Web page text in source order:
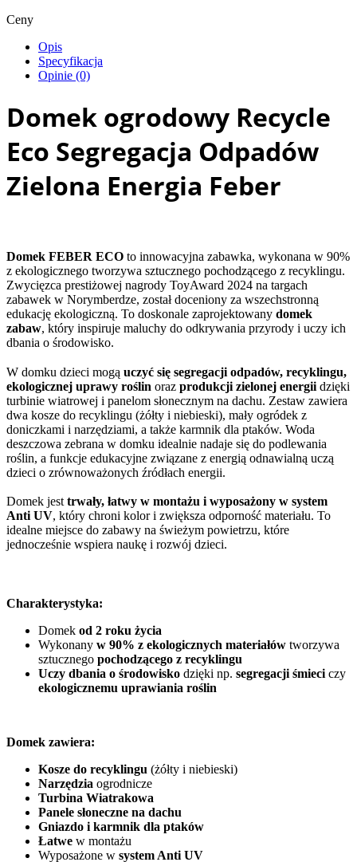
Ceny
Opis
Specyfikacja
Opinie (0)
Domek ogrodowy Recycle
Eco Segregacja Odpadów
Zielona Energia Feber
Domek FEBER ECO to innowacyjna zabawka, wykonana w 90%
z ekologicznego tworzywa sztucznego pochodzącego z recyklingu.
Zwycięzca prestiżowej nagrody ToyAward 2024 na targach
zabawek w Norymberdze, został doceniony za wszechstronną
edukację ekologiczną. To doskonale zaprojektowany domek
zabaw, który inspiruje maluchy do odkrywania przyrody i uczy ich
dbania o środowisko.
W domku dzieci mogą uczyć się segregacji odpadów, recyklingu,
ekologicznej uprawy roślin oraz produkcji zielonej energii dzięki
turbinie wiatrowej i panelom słonecznym na dachu. Zestaw zawiera
dwa kosze do recyklingu (żółty i niebieski), mały ogródek z
doniczkami i narzędziami, a także karmnik dla ptaków. Woda
deszczowa zebrana w domku idealnie nadaje się do podlewania
roślin, a funkcje edukacyjne związane z energią odnawialną uczą
dzieci o zrównoważonych źródłach energii.
Domek jesttrwały, łatwy w montażu i wyposażony w system
Anti UV, który chroni kolor i zwiększa odporność materiału. To
idealne miejsce do zabawy na świeżym powietrzu, które
jednocześnie wspiera naukę i rozwój dzieci.
Charakterystyka:
Domek od 2 roku życia
Wykonany w 90% z ekologicznych materiałów tworzywa
sztucznego pochodzącego z recyklingu
Uczy dbania o środowisko dzięki np. segregacji śmieci czy
ekologicznemu uprawiania roślin
Domek zawiera:
Kosze do recyklingu (żółty i niebieski)
Narzędzia ogrodnicze
Turbina Wiatrakowa
Panele słoneczne na dachu
Gniazdo i karmnik dla ptaków
Łatwe w montażu
Wyposażone w system Anti UV